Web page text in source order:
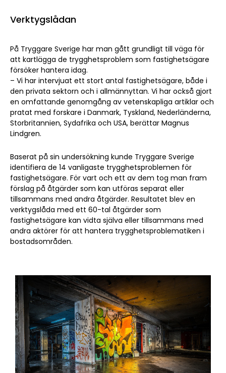
Verktygslådan
På Tryggare Sverige har man gått grundligt till väga för
att kartlägga de trygghetsproblem som fastighetsägare
försöker hantera idag.
– Vi har intervjuat ett stort antal fastighetsägare, både i
den privata sektorn och i allmännyttan. Vi har också gjort
en omfattande genomgång av vetenskapliga artiklar och
pratat med forskare i Danmark, Tyskland, Nederländerna,
Storbritannien, Sydafrika och USA, berättar Magnus
Lindgren.
Baserat på sin undersökning kunde Tryggare Sverige
identifiera de 14 vanligaste trygghetsproblemen för
fastighetsägare. För vart och ett av dem tog man fram
förslag på åtgärder som kan utföras separat eller
tillsammans med andra åtgärder. Resultatet blev en
verktygslåda med ett 60-tal åtgärder som
fastighetsägare kan vidta själva eller tillsammans med
andra aktörer för att hantera trygghetsproblematiken i
bostadsområden.